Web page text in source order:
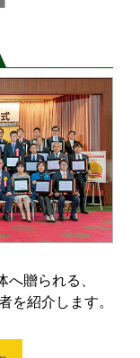
贈られる、
紹介します。